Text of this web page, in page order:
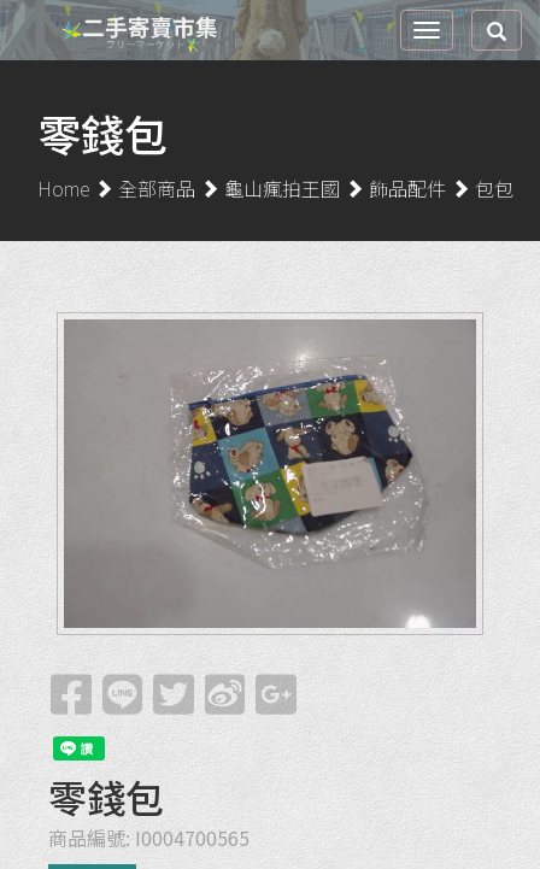
零錢包
Home 全部商品 龜山瘋拍王國 飾品配件 包包
零錢包
商品編號: I0004700565